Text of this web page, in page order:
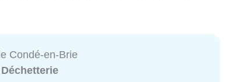
Condé-en-Brie
Déchetterie